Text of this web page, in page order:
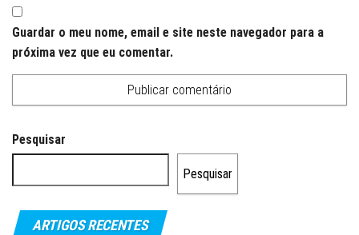
Guardar o meu nome, email e site neste navegador para a
próxima vez que eu comentar.
Pesquisar
Pesquisar
ARTIGOS RECENTES